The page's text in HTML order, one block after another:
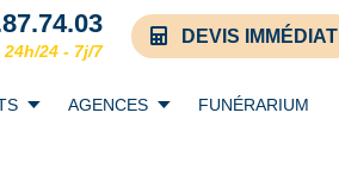
24h/24 - 7j/7
DEVIS IMMÉDIAT
AGENCES FUNÉRARIUM